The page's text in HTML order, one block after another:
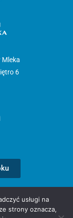
6
usługi na
strony oznacza,